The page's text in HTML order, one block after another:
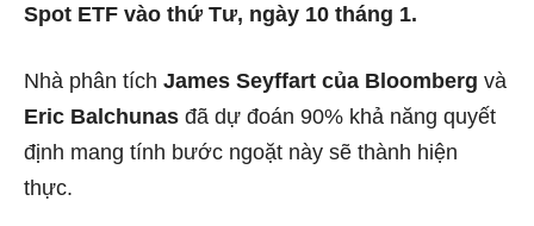
Spot ETF vào thứ Tư, ngày 10 tháng 1.
Nhà phân tích James Seyffart của Bloomberg và
Eric Balchunas đã dự đoán 90% khả năng quyết
định mang tính bước ngoặt này sẽ thành hiện
thực.